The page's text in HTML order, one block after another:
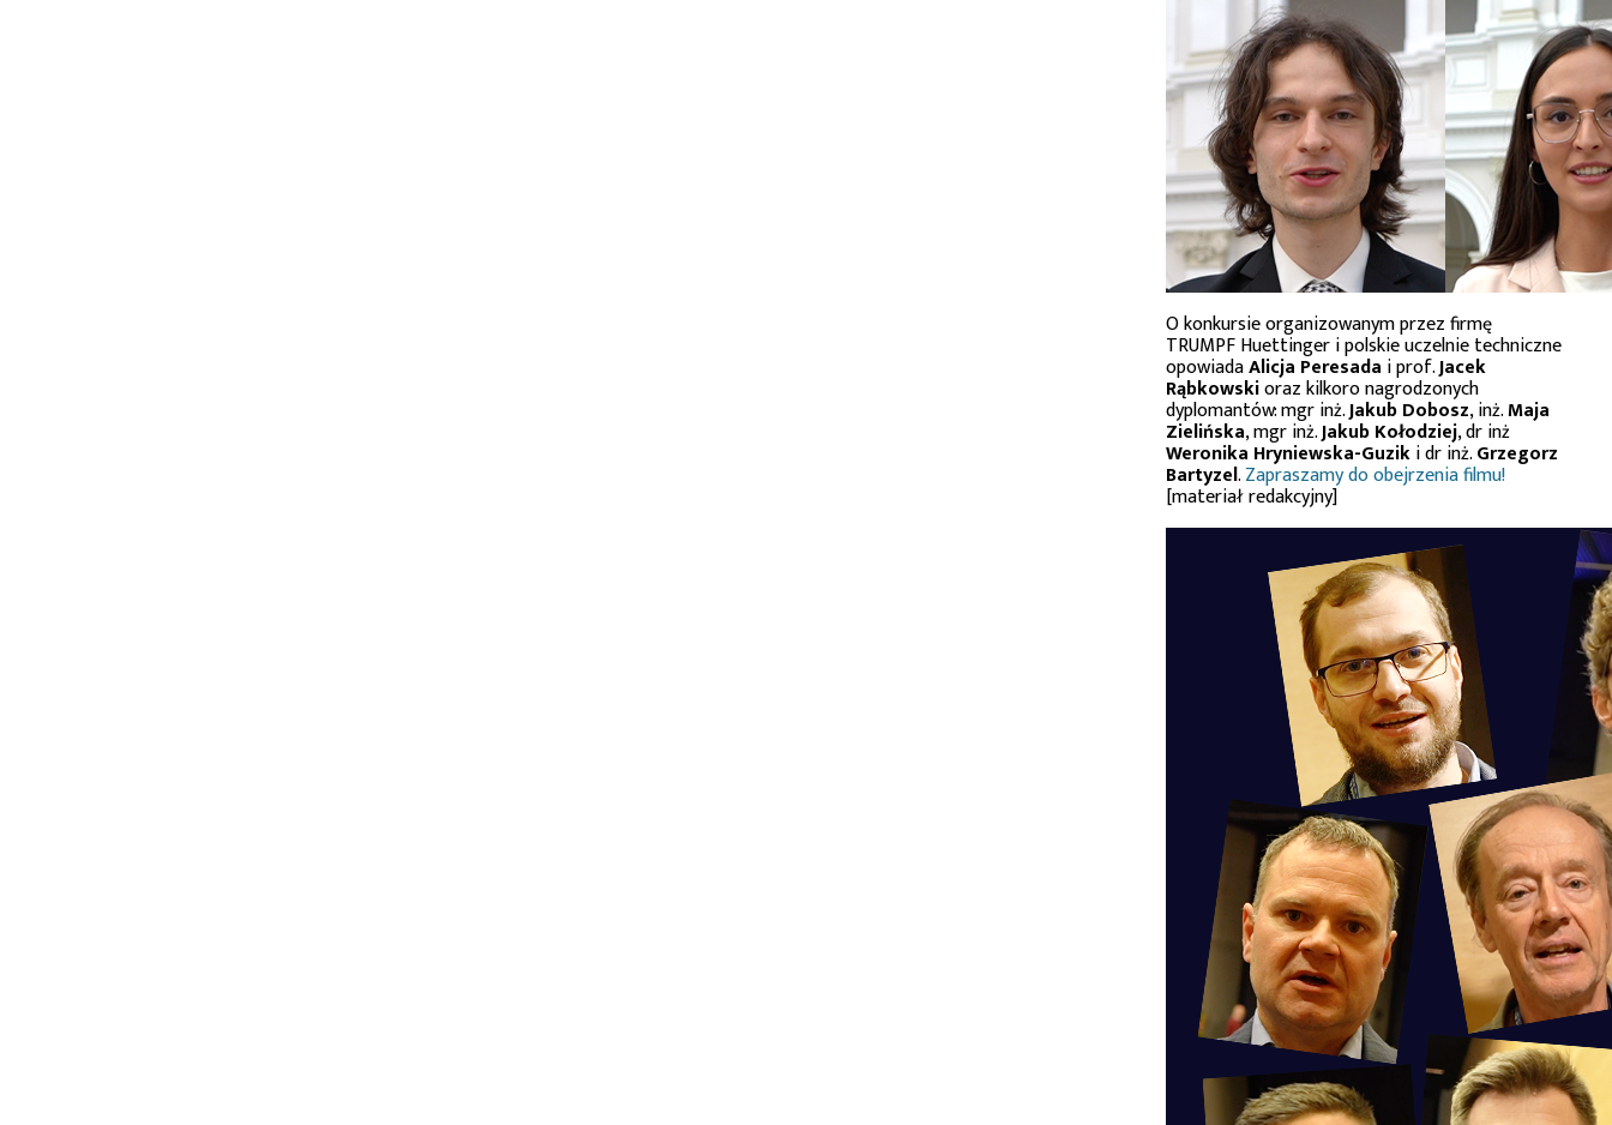
O konkursie organizowanym przez firmę
TRUMPF Huettinger i polskie uczelnie techniczne
opowiadaAlicja Peresada i prof.Jacek
Rąbkowskioraz kilkoro nagrodzonych
dyplomantów: mgr inż.Jakub Dobosz, inż.Maja
Zielińska, mgr inż.Jakub Kołodziej, dr inż
Weronika Hryniewska-Guziki dr inż.Grzegorz
Bartyzel.Zapraszamy do obejrzenia filmu!
[materiał redakcyjny]